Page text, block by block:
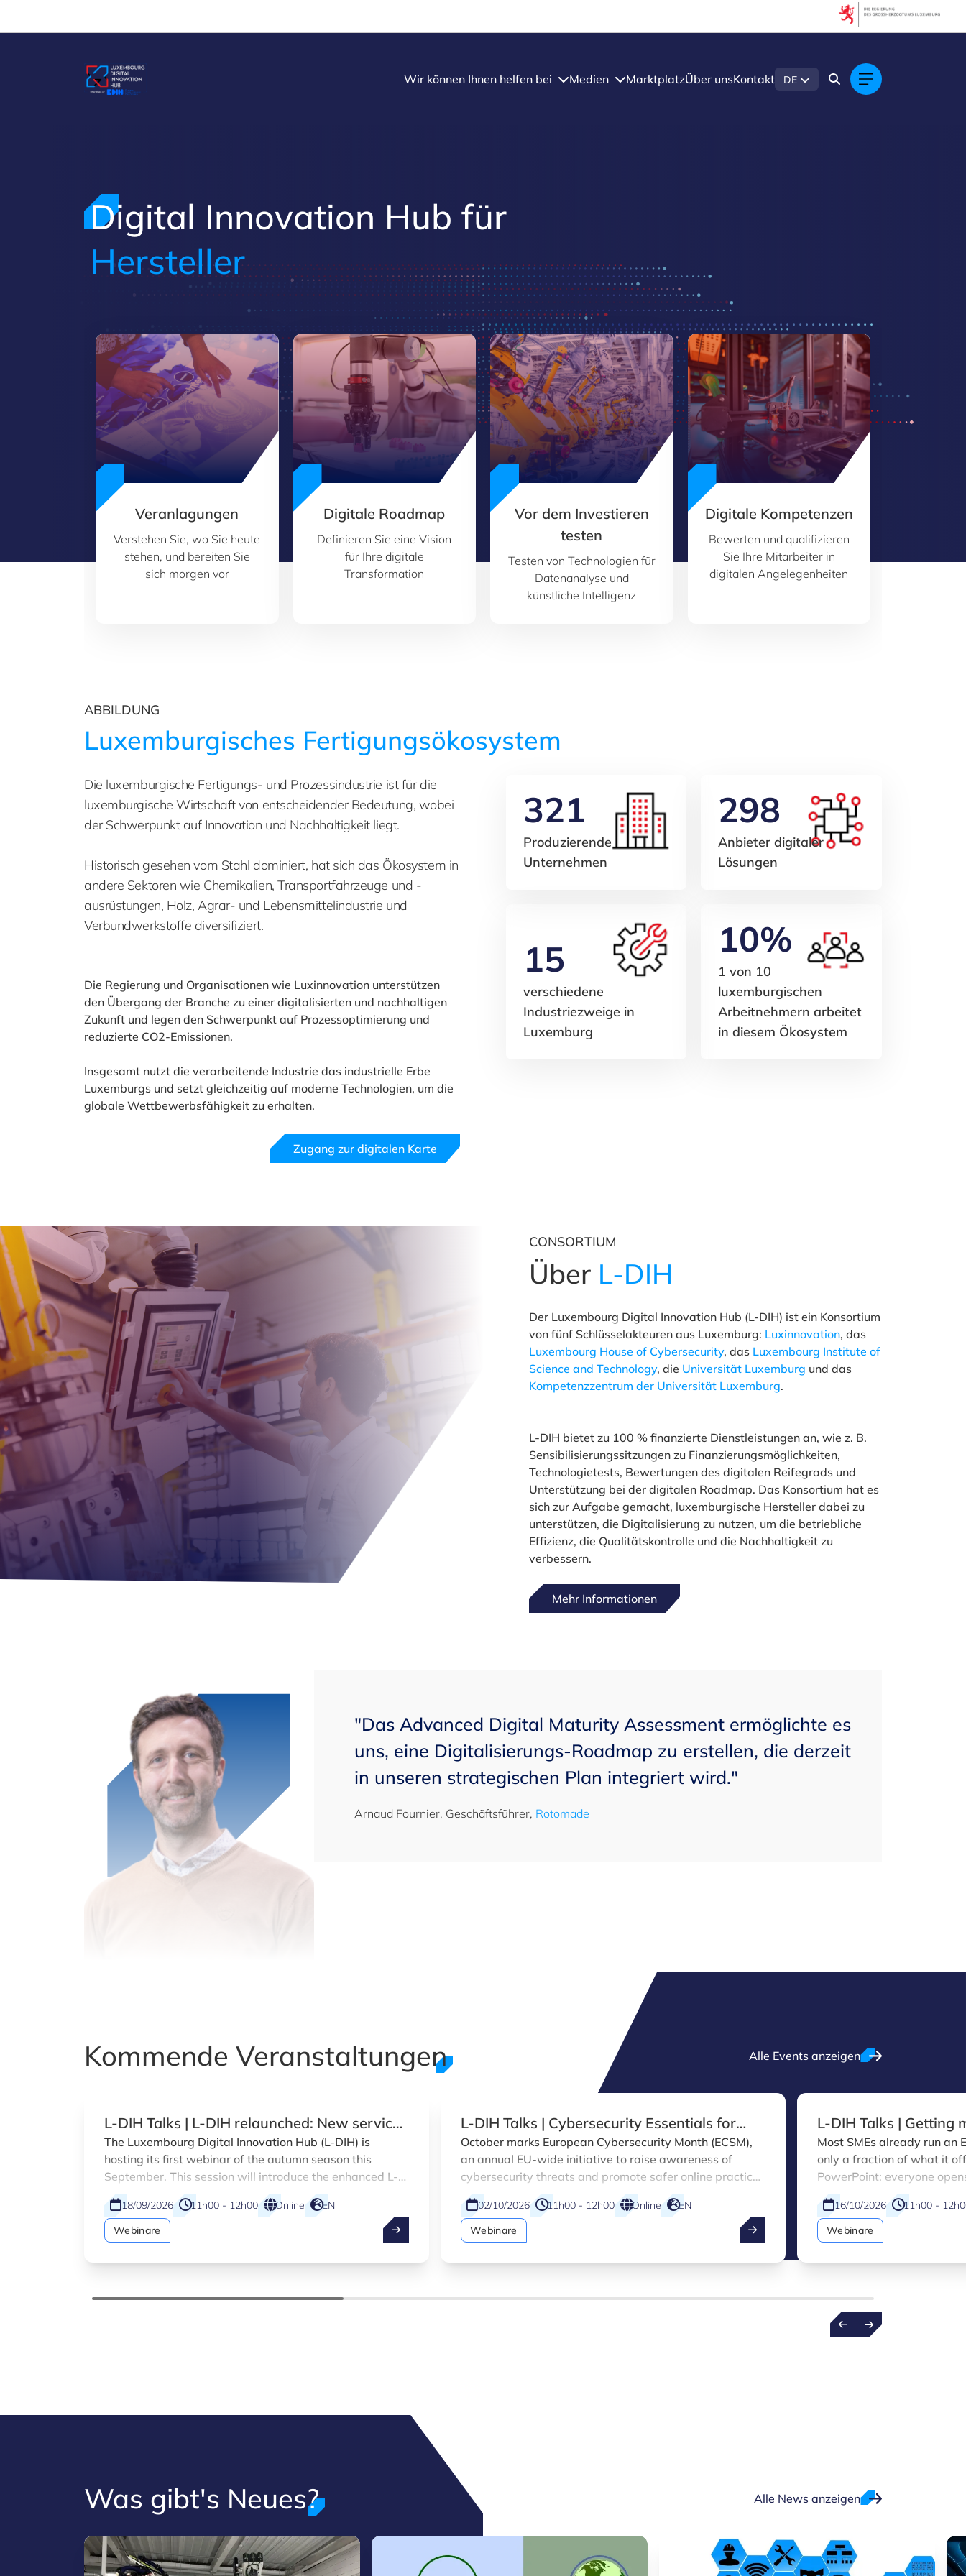
Wir können Ihnen helfen bei Medien MarktplatzÜber unsKontakt DE
Digital Innovation Hub für
Hersteller
Veranlagungen
Verstehen Sie, wo Sie heute
stehen, und bereiten Sie
sich morgen vor
Digitale Roadmap
Definieren Sie eine Vision
für Ihre digitale
Transformation
Vor dem Investieren
testen
Testen von Technologien für
Datenanalyse und
künstliche Intelligenz
Digitale Kompetenzen
Bewerten und qualifizieren
Sie Ihre Mitarbeiter in
digitalen Angelegenheiten
ABBILDUNG
Luxemburgisches Fertigungsökosystem
Die luxemburgische Fertigungs- und Prozessindustrie ist für die
luxemburgische Wirtschaft von entscheidender Bedeutung, wobei
der Schwerpunkt auf Innovation und Nachhaltigkeit liegt.
Historisch gesehen vom Stahl dominiert, hat sich das Ökosystem in
andere Sektoren wie Chemikalien, Transportfahrzeuge und -
ausrüstungen, Holz, Agrar- und Lebensmittelindustrie und
Verbundwerkstoffe diversifiziert.
Die Regierung und Organisationen wie Luxinnovation unterstützen
den Übergang der Branche zu einer digitalisierten und nachhaltigen
Zukunft und legen den Schwerpunkt auf Prozessoptimierung und
reduzierte CO2-Emissionen.
Insgesamt nutzt die verarbeitende Industrie das industrielle Erbe
Luxemburgs und setzt gleichzeitig auf moderne Technologien, um die
globale Wettbewerbsfähigkeit zu erhalten.
Zugang zur digitalen Karte
321
Produzierende
Unternehmen
298
Anbieter digitaler
Lösungen
15
verschiedene
Industriezweige in
Luxemburg
10%
1 von 10
luxemburgischen
Arbeitnehmern arbeitet
in diesem Ökosystem
CONSORTIUM
Über L-DIH
Der Luxembourg Digital Innovation Hub (L-DIH) ist ein Konsortium
von fünf Schlüsselakteuren aus Luxemburg: Luxinnovation, das
Luxembourg House of Cybersecurity, das Luxembourg Institute of
Science and Technology, die Universität Luxemburg und das
Kompetenzzentrum der Universität Luxemburg.
L-DIH bietet zu 100 % finanzierte Dienstleistungen an, wie z. B.
Sensibilisierungssitzungen zu Finanzierungsmöglichkeiten,
Technologietests, Bewertungen des digitalen Reifegrads und
Unterstützung bei der digitalen Roadmap. Das Konsortium hat es
sich zur Aufgabe gemacht, luxemburgische Hersteller dabei zu
unterstützen, die Digitalisierung zu nutzen, um die betriebliche
Effizienz, die Qualitätskontrolle und die Nachhaltigkeit zu
verbessern.
Mehr Informationen
"Das Advanced Digital Maturity Assessment ermöglichte es
uns, eine Digitalisierungs-Roadmap zu erstellen, die derzeit
in unseren strategischen Plan integriert wird."
Arnaud Fournier, Geschäftsführer, Rotomade
Kommende Veranstaltungen Alle Events anzeigen
L-DIH Talks | L-DIH relaunched: New services
and marketplace introduction
The Luxembourg Digital Innovation Hub (L-DIH) is
hosting its first webinar of the autumn season this
September. This session will introduce the enhanced L-
DIH platform, designed to accelerate digitalisation
across a broader range of Luxembourg companies.
18/09/2026 11h00 - 12h00 Online
EN
Webinare
L-DIH Talks | Cybersecurity Essentials for
SMEs
October marks European Cybersecurity Month (ECSM),
an annual EU-wide initiative to raise awareness of
cybersecurity threats and promote safer online practices
across citizens and organisations. As part of this
campaign, the Luxembourg Digital Innovation Hub (L-
DIH) at Luxinnovation is contributing with a practical
webinar designed specifically for small and medium-
sized enterprises.
02/10/2026 11h00 - 12h00 Online
EN
Webinare
L-DIH Talks | Getting
Mastering the basics
Most SMEs already run an
only a fraction of what it
PowerPoint: everyone
templates and features
manual workarounds,
decisions based on
16/10/2026
11h00 -
Webinare
Was gibt's Neues? Alle News anzeigen